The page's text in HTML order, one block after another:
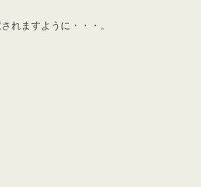
れますように・・・。